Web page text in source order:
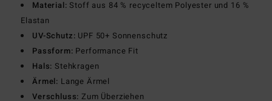
Material: Stoff aus 84 % recyceltem Polyester und 16 %
Elastan
UV-Schutz: UPF 50+ Sonnenschutz
Passform: Performance Fit
Hals: Stehkragen
Ärmel: Lange Ärmel
Verschluss: Zum Überziehen